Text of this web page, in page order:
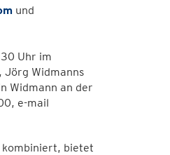
und
Uhr im
Jörg Widmanns
Widmann an der
e-mail
kombiniert, bietet